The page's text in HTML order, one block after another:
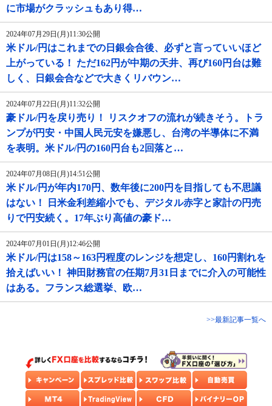
に市場がクラッシュもあり得…
2024年07月29日(月)11:30公開
米ドル/円はこれまでの日銀会合後、必ずと言っていいほど
上がっている！ ただ162円が中期の天井、再び160円台は難
しく、日銀会合などで大きくリバウン…
2024年07月22日(月)11:32公開
豪ドル/円を戻り売り！ リスクオフの流れが続きそう。トラ
ンプが円安・中国人民元安を嫌悪し、台湾の半導体に不満
を表明。米ドル/円の160円台も2回落と…
2024年07月08日(月)14:51公開
米ドル/円が年内170円、数年後に200円を目指しても不思議
はない！ 日米金利差縮小でも、デジタル赤字と家計の円売
りで円安続く。17年ぶり高値の豪ド…
2024年07月01日(月)12:46公開
米ドル/円は158～163円程度のレンジを想定し、160円割れを
拾えばいい！ 神田財務官の任期7月31日までに介入の可能性
はある。フランス総選挙、欧…
>>最新記事一覧へ